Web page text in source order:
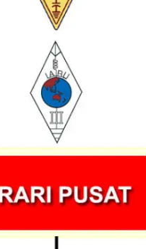
ANWAR DERI, SH
YD8AWZ
KABID ORGANISASI
KEANGGOTAAN